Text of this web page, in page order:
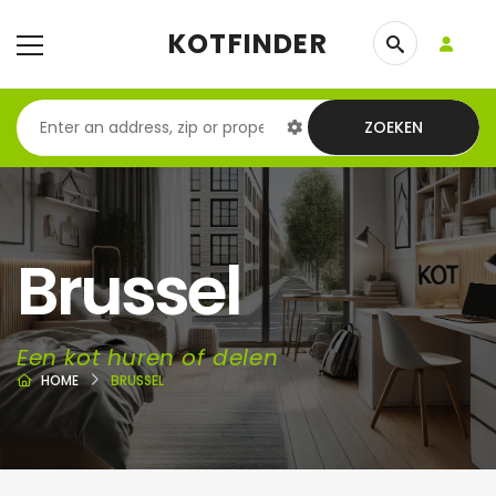
KOTFINDER
ZOEKEN
Brussel
Een kot huren of delen
HOME BRUSSEL